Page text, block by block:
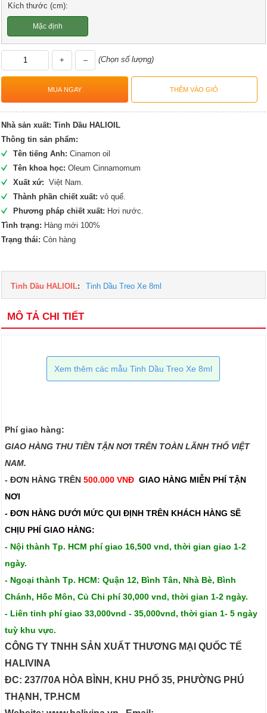
Kích thước (cm):
Mặc định
+ – (Chọn số lượng)
Nhà sản xuất: Tinh Dầu HALIOIL
Thông tin sản phẩm:
Tên tiếng Anh:Cinamon oil
Tên khoa học: Oleum Cinnamomum
Xuất xứ: Việt Nam.
Thành phần chiết xuất:vỏ quế.
Phương pháp chiết xuất: Hơi nước.
Tình trạng: Hàng mới 100%
Trạng thái:Còn hàng
Tinh Dầu HALIOIL: Tinh Dầu Treo Xe 8ml
MÔ TẢ CHI TIẾT
Xem thêm các mẫu Tinh Dầu Treo Xe 8ml
Phí giao hàng:
GIAO HÀNG THU TIỀN TẬN NƠI TRÊN TOÀN LÃNH THỔ VIỆT
NAM.​​
- ĐƠN HÀNG TRÊN500.000 VNĐ GIAO HÀNG MIỄN PHÍ TẬN
NƠI
- ĐƠN HÀNG DƯỚI MỨC QUI ĐỊNH TRÊN KHÁCH HÀNG SẼ
CHỊU PHÍ GIAO HÀNG:
- Nội thành Tp. HCM phí giao 16,500 vnd, thời gian giao 1-2
ngày.
- Ngoại thành Tp. HCM: Quận 12, Bình Tân, Nhà Bè, Bình
Chánh, Hốc Môn, Củ Chi phí 30,000 vnd, thời gian 1-2 ngày.
- Liên tỉnh phí giao 33,000vnd - 35,000vnd, thời gian 1- 5 ngày
tuỳ khu vực.
CÔNG TY TNHH SẢN XUẤT THƯƠNG MẠI QUỐC TẾ
HALIVINA
ĐC: 237/70A HÒA BÌNH, KHU PHỐ 35, PHƯỜNG PHÚ
THẠNH, TP.HCM